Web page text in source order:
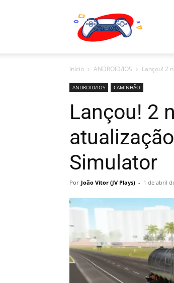
Plays
Início ANDROID/IOS Lançou! 2
ANDROID/IOS CAMINHÃO
Lançou! 2
Simulator
Por João Vitor (JV Plays) - 1 de abril